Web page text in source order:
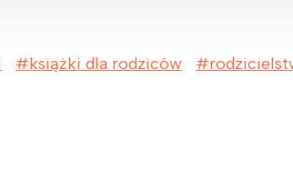
książki dla rodziców